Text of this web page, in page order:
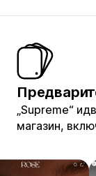
„Supreme“
магазин,